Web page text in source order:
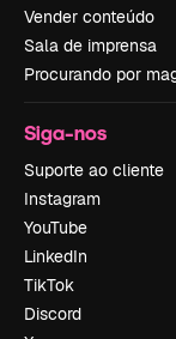
Vender conteúdo
Sala de imprensa
Procurando por
Siga-nos
Suporte ao cliente
Instagram
YouTube
LinkedIn
TikTok
Discord